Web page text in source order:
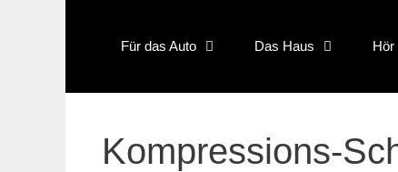
Für das Auto Das Haus Hör
Kompressions-